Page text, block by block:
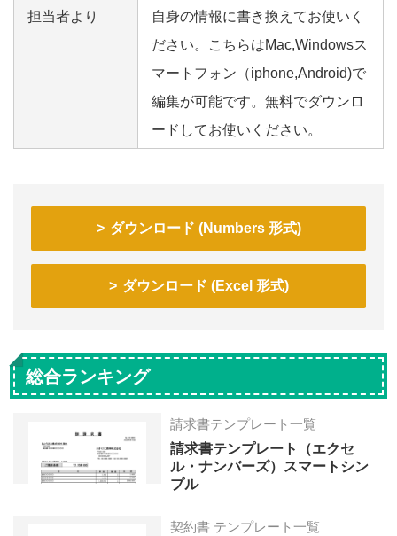
担当者より
自身の情報に書き換えてお使いく
ださい。こちらはMac,Windowsス
マートフォン（iphone,Android)で
編集が可能です。無料でダウンロ
ードしてお使いください。
ダウンロード (Numbers 形式)
ダウンロード (Excel 形式)
総合ランキング
請求書テンプレート一覧
請求書テンプレート（エクセ
ル・ナンバーズ）スマートシン
プル
契約書 テンプレート一覧